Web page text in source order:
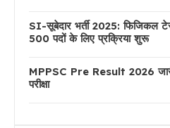
SI-सूबेदार भर्ती 2025: फिजिकल
500 पदों के लिए प्रक्रिया शुरू
MPPSC Pre Result 2026
परीक्षा